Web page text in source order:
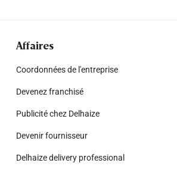
Affaires
Coordonnées de l'entreprise
Devenez franchisé
Publicité chez Delhaize
Devenir fournisseur
Delhaize delivery professional